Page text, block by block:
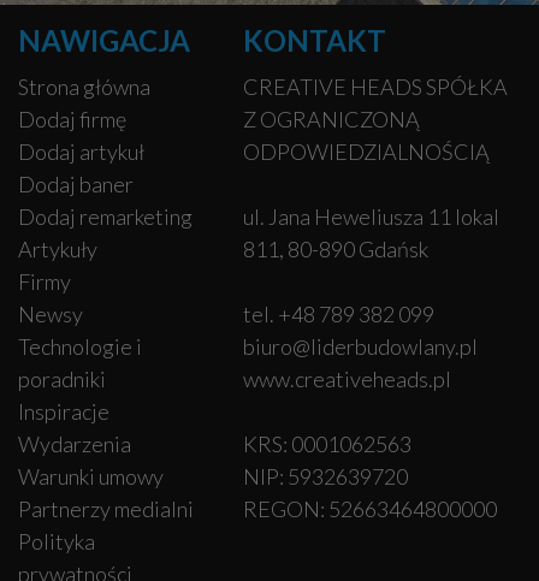
NAWIGACJA
Strona główna
Dodaj firmę
Dodaj artykuł
Dodaj baner
Dodaj remarketing
Artykuły
Firmy
Newsy
Technologie i
poradniki
Inspiracje
Wydarzenia
Warunki umowy
Partnerzy medialni
Polityka
prywatności
KONTAKT
CREATIVE HEADS SPÓŁKA
Z OGRANICZONĄ
ODPOWIEDZIALNOŚCIĄ
ul. Jana Heweliusza 11 lokal
811, 80-890 Gdańsk
tel. +48 789 382 099
biuro@liderbudowlany.pl
www.creativeheads.pl
KRS: 0001062563
NIP: 5932639720
REGON: 52663464800000